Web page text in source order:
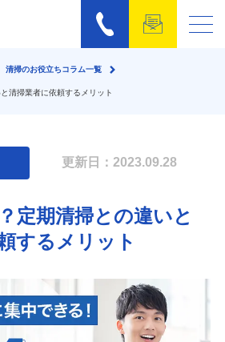
清掃のお役立ちコラム一覧
清掃業者に依頼するメリット
更新日：2023.09.28
定期清掃との違いと
するメリット